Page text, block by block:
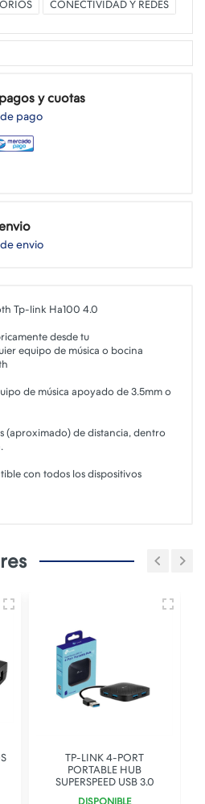
CONECTIVIDAD Y REDES
y cuotas
pago
envio
Tp-link Ha100 4.0
desde tu
equipo de música o bocina
de música apoyado de 3.5mm o
(aproximado) de distancia, dentro
con todos los dispositivos
TP-LINK 4-PORT
PORTABLE HUB
SUPERSPEED USB 3.0
DISPONIBLE